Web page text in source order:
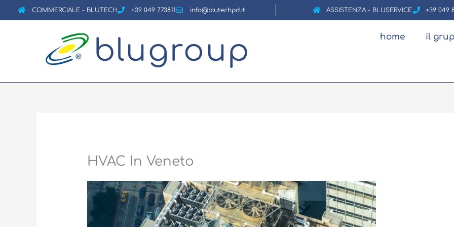
COMMERCIALE - BLUTECH +39 049 773811 info@blutechpd.it ASSISTENZA - BLUSERVICE +39 049
blugroup home il
HVAC In Veneto